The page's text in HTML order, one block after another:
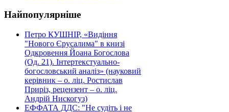
Найпопулярніше
Петро КУШНІР, «Видіння
"Нового Єрусалима" в книзі
Одкровення Йоана Богослова
(Од. 21). Інтертекстуально-
богословський аналіз» (науковий
керівник – о. ліц. Ростислав
Приріз, рецензент – о. ліц.
Андрій Нискогуз)
ЕФФАТА ДДС: "Не судіть і не